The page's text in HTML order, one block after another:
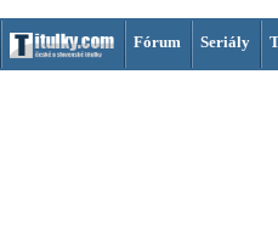
Fórum Seriály